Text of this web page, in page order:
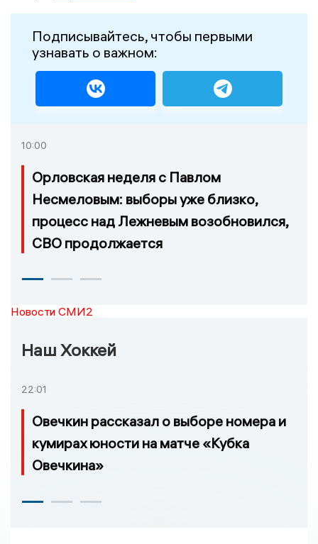
Подписывайтесь, чтобы первыми
узнавать о важном:
10:00
Орловская неделя с Павлом
Несмеловым: выборы уже близко,
процесс над Лежневым возобновился,
СВО продолжается
Новости СМИ2
Наш Хоккей
22:01
Овечкин рассказал о выборе номера и
кумирах юности на матче «Кубка
Овечкина»